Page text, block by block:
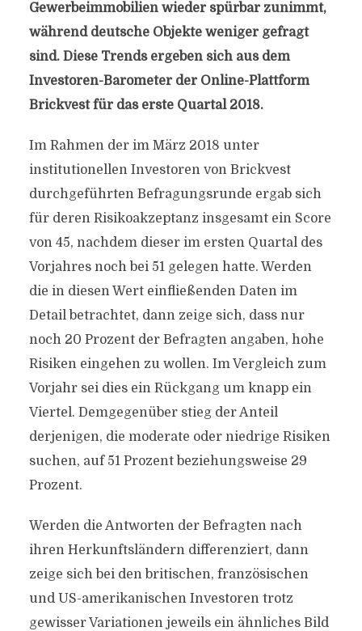
Gewerbeimmobilien wieder spürbar zunimmt,
während deutsche Objekte weniger gefragt
sind. Diese Trends ergeben sich aus dem
Investoren-Barometer der Online-Plattform
Brickvest für das erste Quartal 2018.
Im Rahmen der im März 2018 unter
institutionellen Investoren von Brickvest
durchgeführten Befragungsrunde ergab sich
für deren Risikoakzeptanz insgesamt ein Score
von 45, nachdem dieser im ersten Quartal des
Vorjahres noch bei 51 gelegen hatte. Werden
die in diesen Wert einfließenden Daten im
Detail betrachtet, dann zeige sich, dass nur
noch 20 Prozent der Befragten angaben, hohe
Risiken eingehen zu wollen. Im Vergleich zum
Vorjahr sei dies ein Rückgang um knapp ein
Viertel. Demgegenüber stieg der Anteil
derjenigen, die moderate oder niedrige Risiken
suchen, auf 51 Prozent beziehungsweise 29
Prozent.
Werden die Antworten der Befragten nach
ihren Herkunftsländern differenziert, dann
zeige sich bei den britischen, französischen
und US-amerikanischen Investoren trotz
gewisser Variationen jeweils ein ähnliches Bild